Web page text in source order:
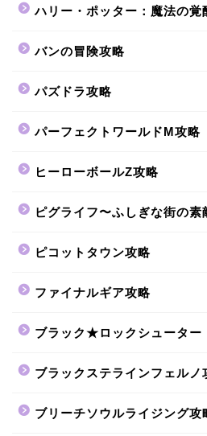
ハリー・ポッター：魔法の覚
バンの冒険攻略
パズドラ攻略
パーフェクトワールドM攻略
ヒーローボールZ攻略
ピグライフ〜ふしぎな街の素
ピコットタウン攻略
ファイナルギア攻略
ブラック★ロックシューター
ブラックステラインフェルノ
ブリーチソウルライジング攻